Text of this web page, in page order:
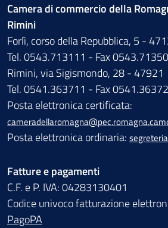
Camera di commercio della
Rimini
Forlì, corso della Repubblica, 5 -
Tel. 0543.713111 - Fax
Rimini, via Sigismondo, 28 - 47921
Tel. 0541.363711 - Fax
Posta elettronica certificata:
Posta elettronica ordinaria:
Fatture e pagamenti
C.F. e P. IVA: 04283130401
Codice univoco fatturazione
PagoPA